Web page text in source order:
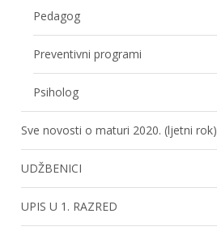
Pedagog
Preventivni programi
Psiholog
Sve novosti o maturi 2020. (ljetni rok)
UDŽBENICI
UPIS U 1. RAZRED